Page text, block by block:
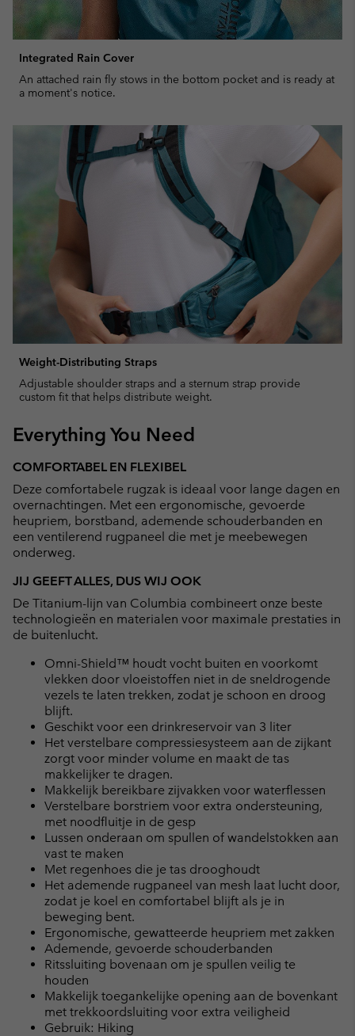
Integrated Rain Cover
An attached rain fly stows in the bottom pocket and is ready at
a moment's notice.
Weight-Distributing Straps
Adjustable shoulder straps and a sternum strap provide
custom fit that helps distribute weight.
Everything You Need
COMFORTABEL EN FLEXIBEL
Deze comfortabele rugzak is ideaal voor lange dagen en
overnachtingen. Met een ergonomische, gevoerde
heupriem, borstband, ademende schouderbanden en
een ventilerend rugpaneel die met je meebewegen
onderweg.
JIJ GEEFT ALLES, DUS WIJ OOK
De Titanium-lijn van Columbia combineert onze beste
technologieën en materialen voor maximale prestaties in
de buitenlucht.
Omni-Shield™ houdt vocht buiten en voorkomt
vlekken door vloeistoffen niet in de sneldrogende
vezels te laten trekken, zodat je schoon en droog
blijft.
Geschikt voor een drinkreservoir van 3 liter
Het verstelbare compressiesysteem aan de zijkant
zorgt voor minder volume en maakt de tas
makkelijker te dragen.
Makkelijk bereikbare zijvakken voor waterflessen
Verstelbare borstriem voor extra ondersteuning,
met noodfluitje in de gesp
Lussen onderaan om spullen of wandelstokken aan
vast te maken
Met regenhoes die je tas drooghoudt
Het ademende rugpaneel van mesh laat lucht door,
zodat je koel en comfortabel blijft als je in
beweging bent.
Ergonomische, gewatteerde heupriem met zakken
Ademende, gevoerde schouderbanden
Ritssluiting bovenaan om je spullen veilig te
houden
Makkelijk toegankelijke opening aan de bovenkant
met trekkoordsluiting voor extra veiligheid
Gebruik: Hiking